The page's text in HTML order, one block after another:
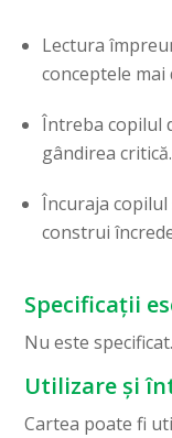
Lectura
conceptele mai
Întreba copilul
gândirea critică.
Încuraja
construi
Specificații
Nu este specificat.
Utilizare și
Cartea poate fi